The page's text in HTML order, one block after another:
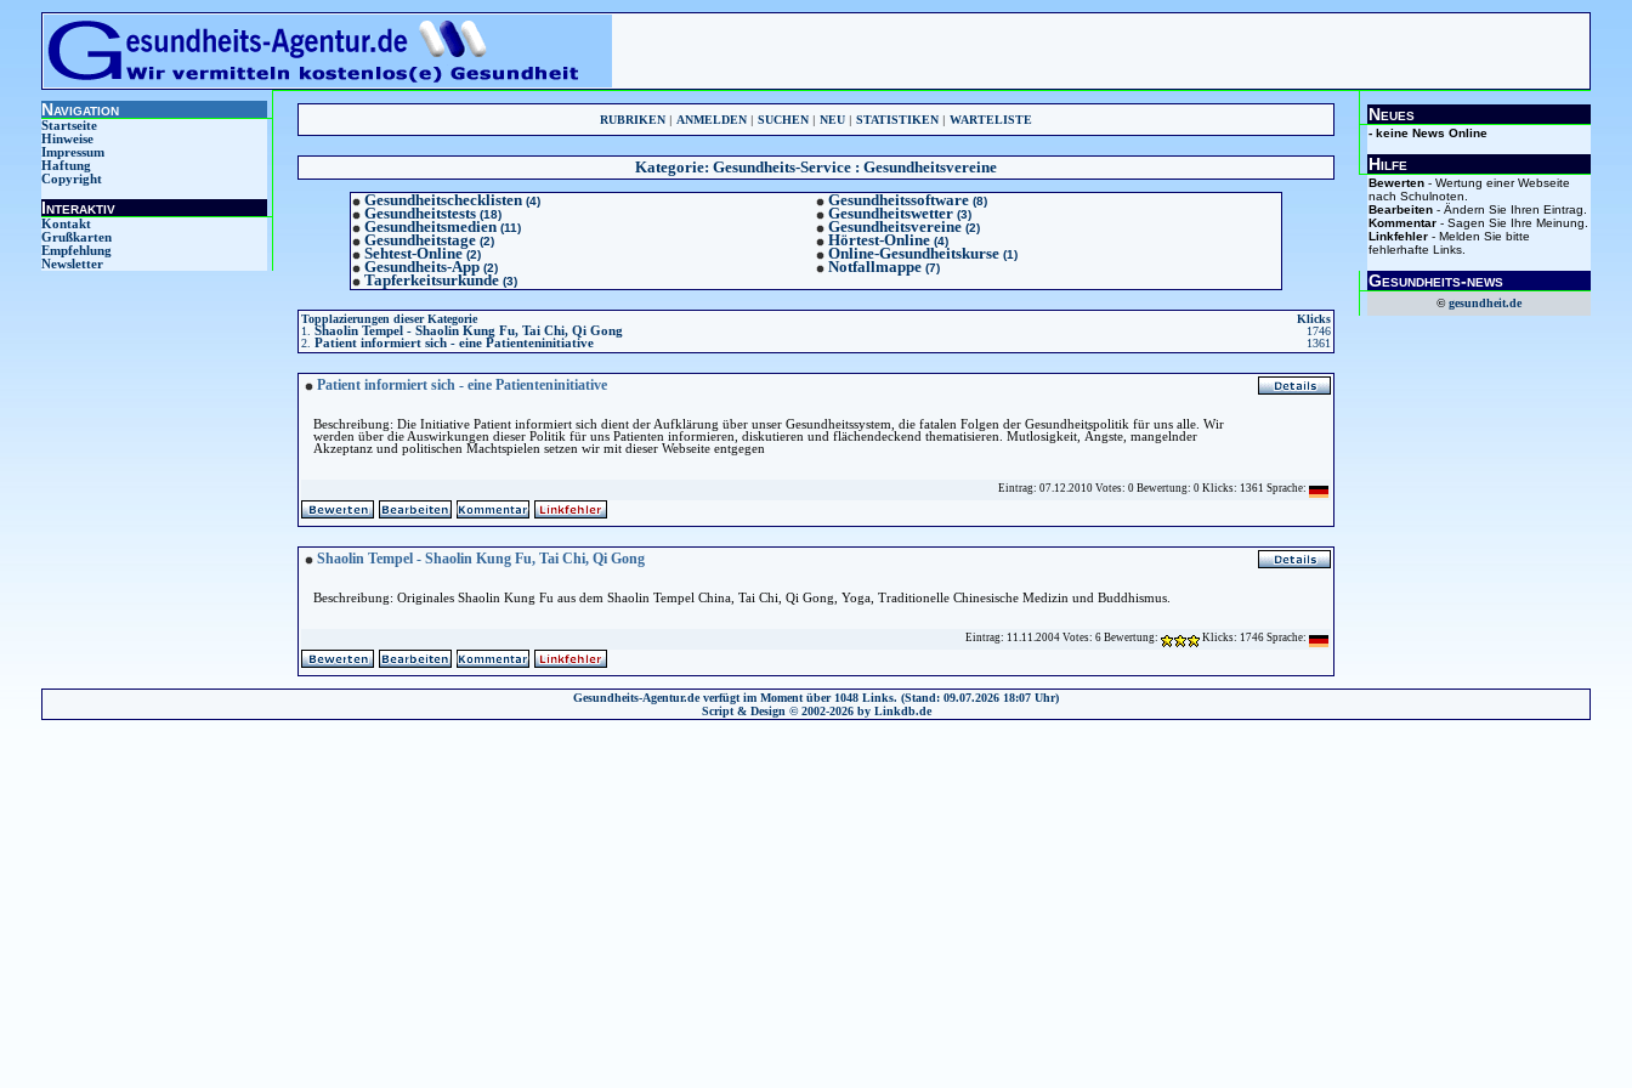
Navigation
Startseite
Hinweise
Impressum
Haftung
Copyright
Interaktiv
Kontakt
Grußkarten
Empfehlung
Newsletter
RUBRIKEN | ANMELDEN | SUCHEN | NEU | STATISTIKEN | WARTELISTE
Kategorie: Gesundheits-Service : Gesundheitsvereine
Gesundheitschecklisten (4) Gesundheitssoftware (8)
Gesundheitstests (18) Gesundheitswetter (3)
Gesundheitsmedien (11) Gesundheitsvereine (2)
Gesundheitstage (2) Hörtest-Online (4)
Sehtest-Online (2) Online-Gesundheitskurse (1)
Gesundheits-App (2) Notfallmappe (7)
Tapferkeitsurkunde (3)
Topplazierungen dieser Kategorie
Klicks
1. Shaolin Tempel - Shaolin Kung Fu, Tai Chi, Qi Gong
1746
2. Patient informiert sich - eine Patienteninitiative 1361
Patient informiert sich - eine Patienteninitiative
Beschreibung: Die Initiative Patient informiert sich dient der Aufklärung über unser Gesundheitssystem, die fatalen Folgen der Gesundheitspolitik für uns alle. Wir
werden über die Auswirkungen dieser Politik für uns Patienten informieren, diskutieren und flächendeckend thematisieren. Mutlosigkeit, Ängste, mangelnder
Akzeptanz und politischen Machtspielen setzen wir mit dieser Webseite entgegen
Eintrag: 07.12.2010 Votes: 0 Bewertung: 0 Klicks: 1361 Sprache:
Shaolin Tempel - Shaolin Kung Fu, Tai Chi, Qi Gong
Beschreibung: Originales Shaolin Kung Fu aus dem Shaolin Tempel China, Tai Chi, Qi Gong, Yoga, Traditionelle Chinesische Medizin und Buddhismus.
Eintrag: 11.11.2004 Votes: 6 Bewertung: Klicks: 1746 Sprache:
Neues
- keine News Online
Hilfe
Bewerten - Wertung einer Webseite
nach Schulnoten.
Bearbeiten - Ändern Sie Ihren Eintrag.
Kommentar - Sagen Sie Ihre Meinung.
Linkfehler - Melden Sie bitte
fehlerhafte Links.
Gesundheits-news
© gesundheit.de
Gesundheits-Agentur.de verfügt im Moment über 1048 Links. (Stand: 09.07.2026 18:07 Uhr)
Script & Design © 2002-2026 by Linkdb.de